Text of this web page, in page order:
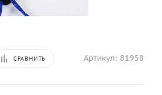
СРАВНИТЬ Артикул: 81958